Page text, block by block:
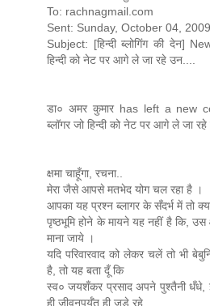
To: rachnagmail.com
Sent: Sunday, October 04,
Subject: [हिन्दी ब्लोगिंग की देन]
हिन्दी को नेट पर आगे ले जा रहे उन....
डा० अमर कुमार has left a new
ब्लॉगर जो हिन्दी को नेट पर आगे ले जा
क्षमा चाहूँगा, रचना..
मेरा जैसे आपसे मतभेद योग चल रहा है ।
आपका यह प्रश्न ब्लागर के सँदर्भ में तो
पृष्ठभूमि होने के मायने यह नहीं है कि, उस
माना जाये ।
यदि परिवारवाद को लेकर चलें तो भी
है, तो यह बता दूँ कि
स्व० जयशँकर प्रसाद अपने पुश्तैनी धँधे,
ही जीवनपर्यँत ही जुड़े रहे,